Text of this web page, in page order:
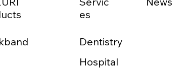
「つながり」で地域医療をか
es
Dentistry
Hospital